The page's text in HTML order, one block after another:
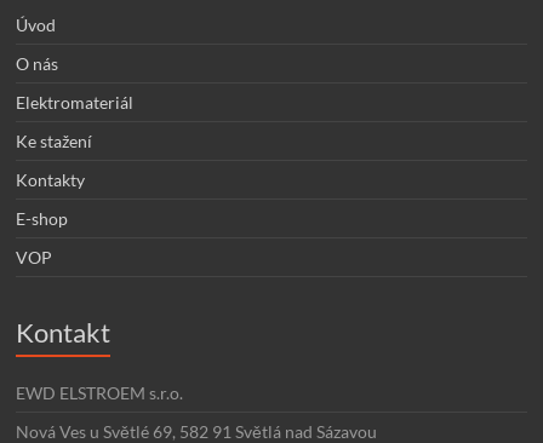
Úvod
O nás
Elektromateriál
Ke stažení
Kontakty
E-shop
VOP
Kontakt
EWD ELSTROEM s.r.o.
Nová Ves u Světlé 69, 582 91 Světlá nad Sázavou